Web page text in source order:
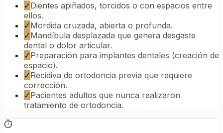
✓Dientes apiñados, torcidos o con espacios entre
ellos.
✓Mordida cruzada, abierta o profunda.
✓Mandíbula desplazada que genera desgaste
dental o dolor articular.
✓Preparación para implantes dentales (creación de
espacio).
✓Recidiva de ortodoncia previa que requiere
corrección.
✓Pacientes adultos que nunca realizaron
tratamiento de ortodoncia.
⏱